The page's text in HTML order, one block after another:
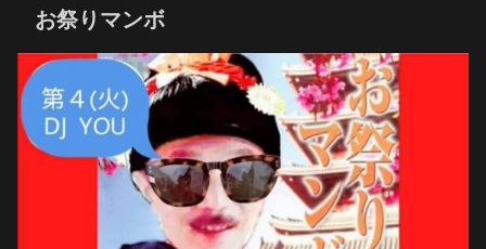
お祭りマンボ